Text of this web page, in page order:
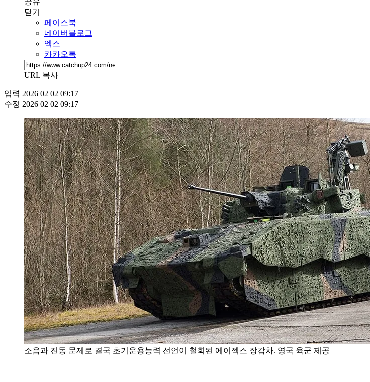
닫기
페이스북
네이버블로그
엑스
카카오톡
URL 복사
입력 2026 02 02 09:17
수정 2026 02 02 09:17
소음과 진동 문제로 결국 초기운용능력 선언이 철회된 에이젝스 장갑차. 영국 육군 제공